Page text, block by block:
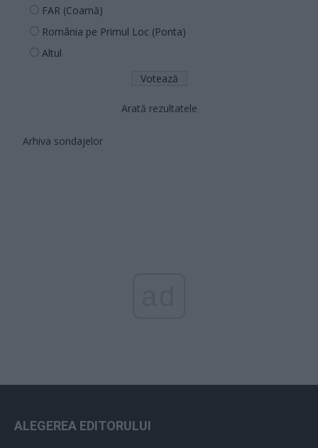
FAR (Coarnă)
România pe Primul Loc (Ponta)
Altul
Arată rezultatele
Arhiva sondajelor
ALEGEREA EDITORULUI